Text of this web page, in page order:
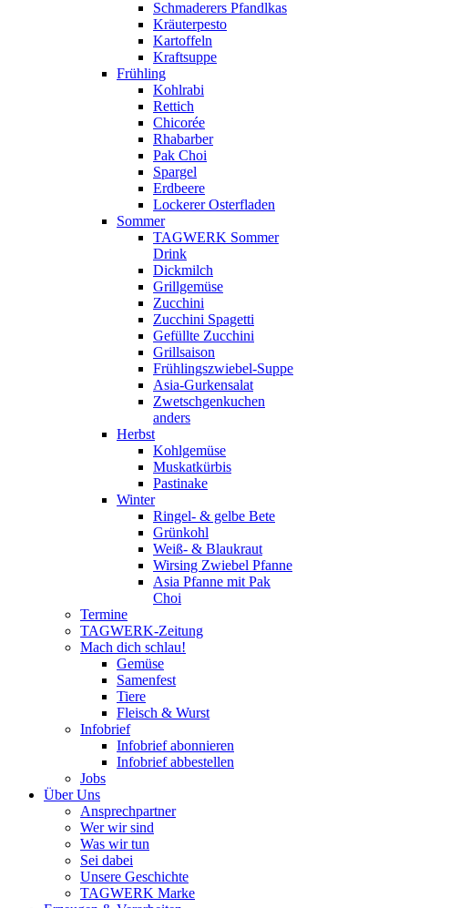
Schmaderers Pfandlkas
Kräuterpesto
Kartoffeln
Kraftsuppe
Frühling
Kohlrabi
Rettich
Chicorée
Rhabarber
Pak Choi
Spargel
Erdbeere
Lockerer Osterfladen
Sommer
TAGWERK Sommer
Drink
Dickmilch
Grillgemüse
Zucchini
Zucchini Spagetti
Gefüllte Zucchini
Grillsaison
Frühlingszwiebel-Suppe
Asia-Gurkensalat
Zwetschgenkuchen
anders
Herbst
Kohlgemüse
Muskatkürbis
Pastinake
Winter
Ringel- & gelbe Bete
Grünkohl
Weiß- & Blaukraut
Wirsing Zwiebel Pfanne
Asia Pfanne mit Pak
Choi
Termine
TAGWERK-Zeitung
Mach dich schlau!
Gemüse
Samenfest
Tiere
Fleisch & Wurst
Infobrief
Infobrief abonnieren
Infobrief abbestellen
Jobs
Über Uns
Ansprechpartner
Wer wir sind
Was wir tun
Sei dabei
Unsere Geschichte
TAGWERK Marke